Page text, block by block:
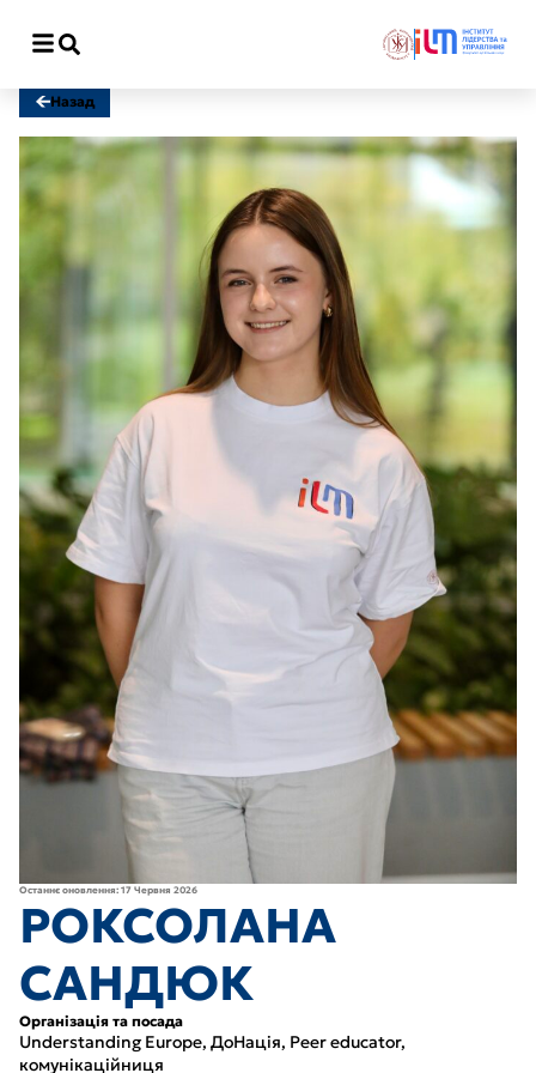
Відкрити меню
Назад
Останнє оновлення: 17 Червня 2026
РОКСОЛАНА
САНДЮК
Організація та посада
Understanding Europe, ДоНація, Peer educator,
комунікаційниця